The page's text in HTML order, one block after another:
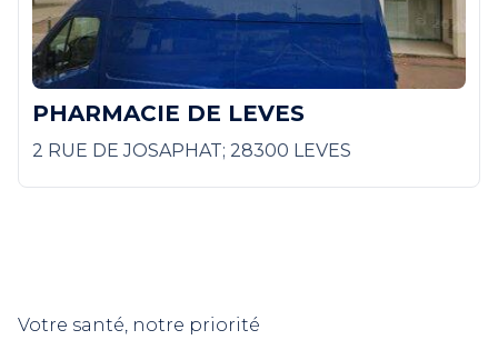
PHARMACIE DE LEVES
2 RUE DE JOSAPHAT; 28300 LEVES
Votre santé, notre priorité